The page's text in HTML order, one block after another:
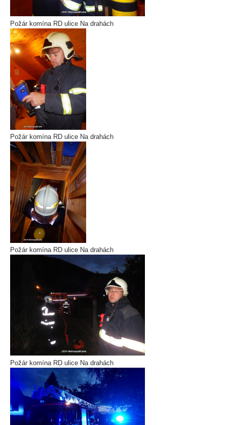
Požár komína RD ulice Na drahách
Požár komína RD ulice Na drahách
Požár komína RD ulice Na drahách
Požár komína RD ulice Na drahách